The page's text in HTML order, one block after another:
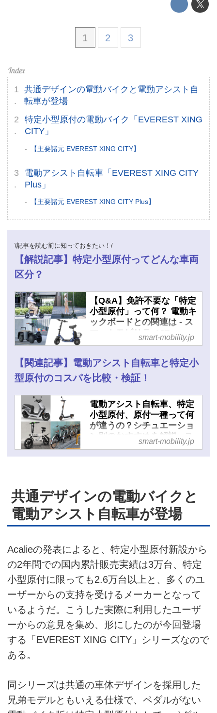
1 2 3
共通デザインの電動バイクと電動アシスト自
転車が登場
特定小型原付の電動バイク「EVEREST XING
CITY」
【主要諸元 EVEREST XING CITY】
電動アシスト自転車「EVEREST XING CITY
Plus」
【主要諸元 EVEREST XING CITY Plus】
\記事を読む前に知っておきたい！/
【解説記事】特定小型原付ってどんな車両
区分？
【Q&A】免許不要な「特定
小型原付」って何？ 電動キ
ックボードとの関連は - ス
マートモビリティJPsmart-mobility.jp
【関連記事】電動アシスト自転車と特定小
型原付のコスパを比較・検証！
電動アシスト自転車、特定
小型原付、原付一種って何
が違うの？シチュエーショ
ン別のおすすめを解説 - ス
マートモビリティJP
smart-mobility.jp
共通デザインの電動バイクと
電動アシスト自転車が登場
Acalieの発表によると、特定小型原付新設から
の2年間での国内累計販売実績は3万台、特定
小型原付に限っても2.6万台以上と、多くのユ
ーザーからの支持を受けるメーカーとなって
いるようだ。こうした実際に利用したユーザ
ーからの意見を集め、形にしたのが今回登場
する「EVEREST XING CITY」シリーズなので
ある。
同シリーズは共通の車体デザインを採用した
兄弟モデルともいえる仕様で、ペダルがない